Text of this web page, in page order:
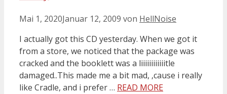
Mai 1, 2020Januar 12, 2009 von HellNoise
I actually got this CD yesterday. When we got it
from a store, we noticed that the package was
cracked and the booklett was a liiiiiiiiiiiitle
damaged..This made me a bit mad, ‚cause i really
like Cradle, and i prefer … READ MORE